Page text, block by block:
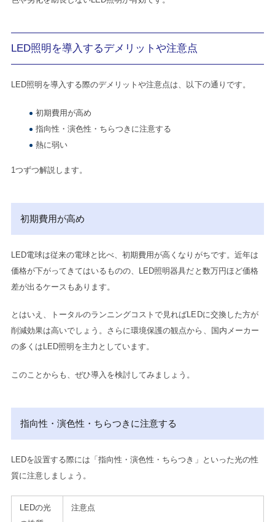
LED照明を導入するデメリットや注意点
LED照明を導入する際のデメリットや注意点は、以下の通りです。
初期費用が高め
指向性・演色性・ちらつきに注意する
熱に弱い
1つずつ解説します。
初期費用が高め
LED電球は従来の電球と比べ、初期費用が高くなりがちです。近年は
価格が下がってきてはいるものの、LED照明器具だと数万円ほど価格
差が出るケースもあります。
とはいえ、トータルのランニングコストで見ればLEDに交換した方が
削減効果は高いでしょう。さらに環境保護の観点から、国内メーカー
の多くはLED照明を主力としています。
このことからも、ぜひ導入を検討してみましょう。
指向性・演色性・ちらつきに注意する
LEDを設置する際には「指向性・演色性・ちらつき」といった光の性
質に注意しましょう。
LEDの光
注意点